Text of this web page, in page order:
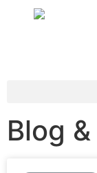
Blog &